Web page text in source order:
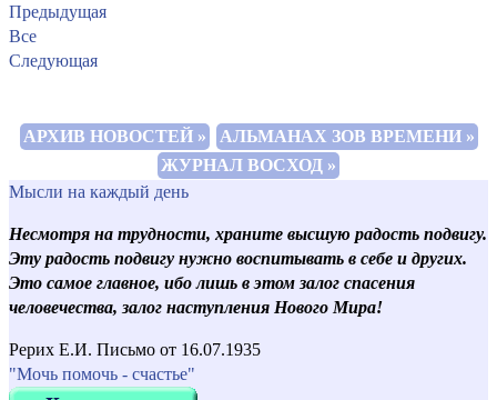
Предыдущая
Все
Следующая
АРХИВ НОВОСТЕЙ »
АЛЬМАНАХ ЗОВ ВРЕМЕНИ »
ЖУРНАЛ ВОСХОД »
Мысли на каждый день
Несмотря на трудности, храните высшую радость подвигу.
Эту радость подвигу нужно воспитывать в себе и других.
Это самое главное, ибо лишь в этом залог спасения
человечества, залог наступления Нового Мира!
Рерих Е.И. Письмо от 16.07.1935
"Мочь помочь - счастье"